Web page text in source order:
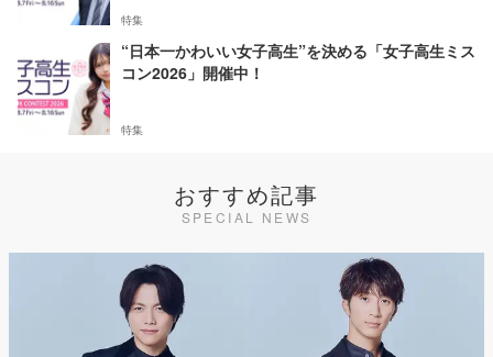
特集
“日本一かわいい女子高生”を決める「女子高生ミス
コン2026」開催中！
特集
おすすめ記事
SPECIAL NEWS